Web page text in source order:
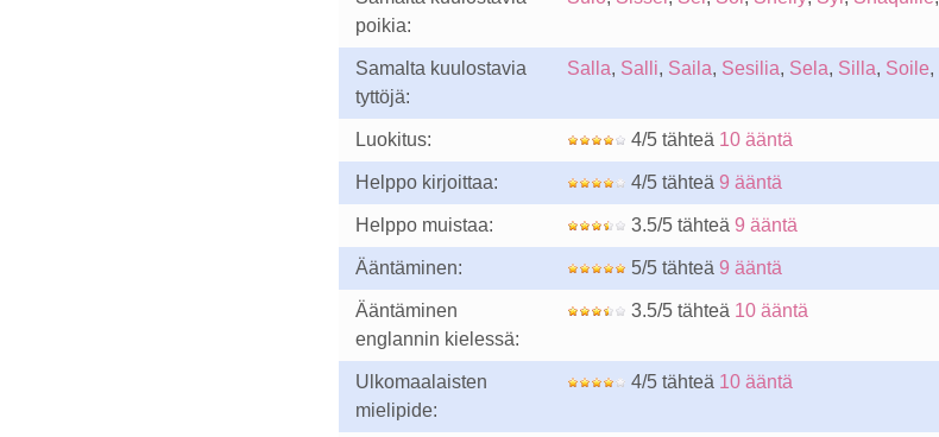
poikia:
Samalta kuulostavia
tyttöjä:
Salla, Salli, Saila, Sesilia, Sela, Silla, Soile,
Luokitus: 4/5 tähteä 10 ääntä
Helppo kirjoittaa: 4/5 tähteä 9 ääntä
Helppo muistaa: 3.5/5 tähteä 9 ääntä
Ääntäminen: 5/5 tähteä 9 ääntä
Ääntäminen
englannin kielessä:
3.5/5 tähteä 10 ääntä
Ulkomaalaisten
mielipide:
4/5 tähteä 10 ääntä